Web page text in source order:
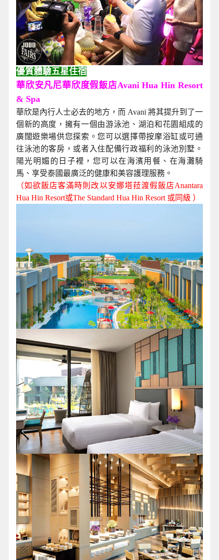
優質體驗五星住宿
華欣安凡尼華欣度假飯店Avani Hua Hin Resort
& Spa
華欣是內行人士必去的地方，而 Avani 將其提升到了一
個新的高度，擁有一個由游泳池、湖泊和花園組成的
廣闊遊樂場供您探索。您可以選擇帶按摩浴缸或可通
往泳池的客房，或者入住配備行政福利的泳池別墅。
陽光明媚的日子裡，您可以在海濱用餐、在海灘騎
馬、享受泰國最廣泛的健康和美容護理服務。
（如欲飯店客滿時則改以安娜塔菈渡假飯店Anantara
Hua Hin Resort或The Standard Hua Hin Resort 或同級 ）